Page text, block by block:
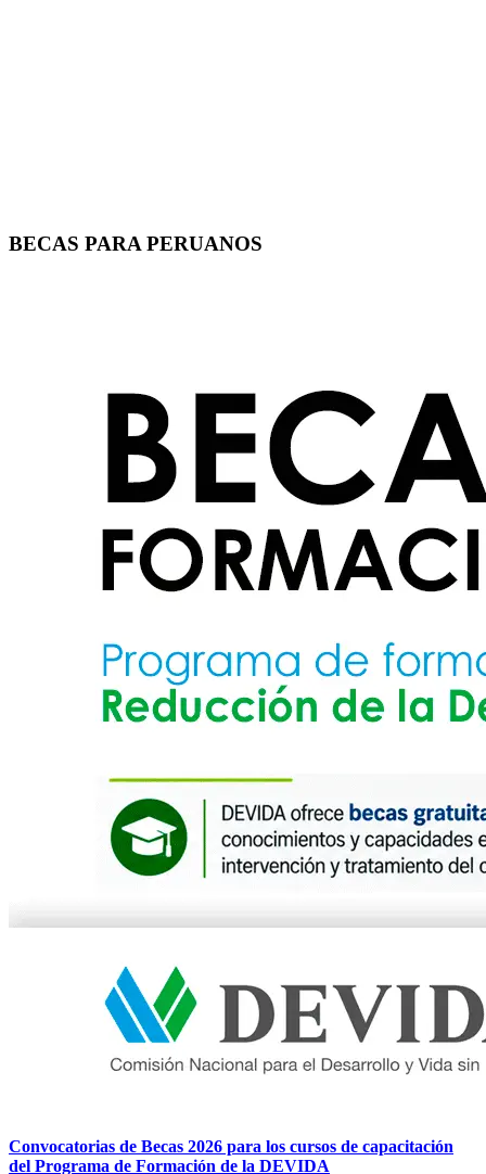
BECAS PARA PERUANOS
Convocatorias de Becas 2026 para los cursos de capacitación
del Programa de Formación de la DEVIDA